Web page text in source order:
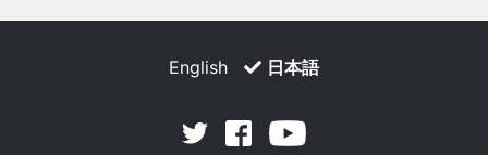
English 日本語
Twitter Facebook